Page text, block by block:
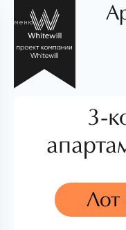
меню
3-
Лот